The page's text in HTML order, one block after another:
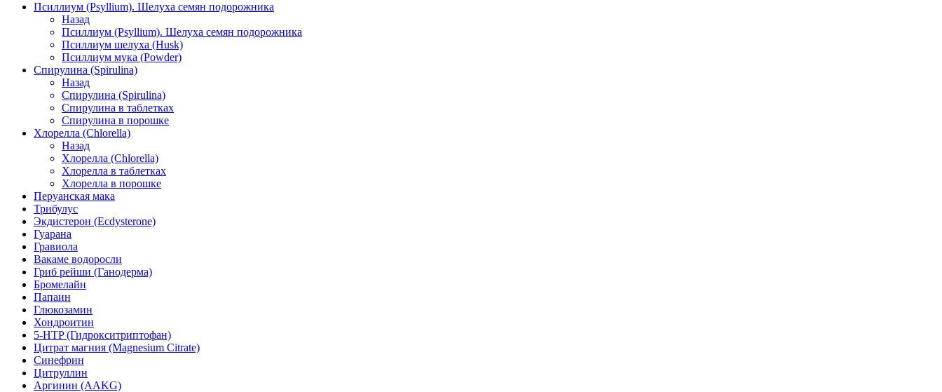
Псиллиум (Psyllium). Шелуха семян подорожника
Назад
Псиллиум (Psyllium). Шелуха семян подорожника
Псиллиум шелуха (Husk)
Псиллиум мука (Powder)
Спирулина (Spirulina)
Назад
Спирулина (Spirulina)
Спирулина в таблетках
Спирулина в порошке
Хлорелла (Chlorella)
Назад
Хлорелла (Chlorella)
Хлорелла в таблетках
Хлорелла в порошке
Перуанская мака
Трибулус
Экдистерон (Ecdysterone)
Гуарана
Гравиола
Вакаме водоросли
Гриб рейши (Ганодерма)
Бромелайн
Папаин
Глюкозамин
Хондроитин
5-HTP (Гидрокситриптофан)
Цитрат магния (Magnesium Citrate)
Синефрин
Цитруллин
Аргинин (AAKG)